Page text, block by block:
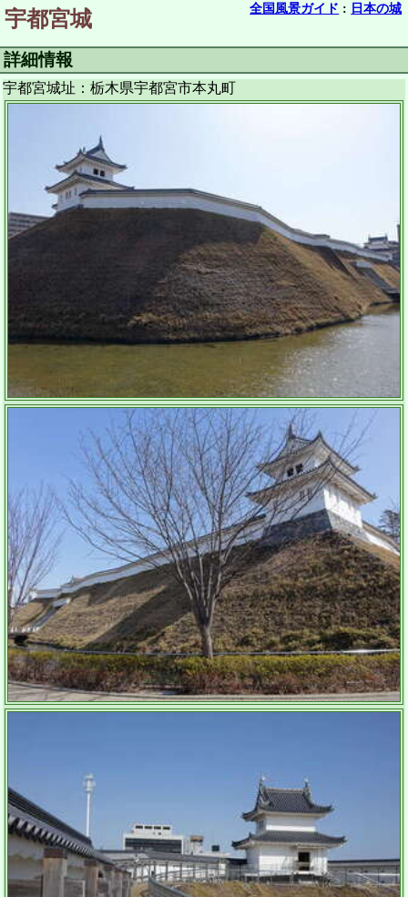
全国風景ガイド : 日本の城
宇都宮城
詳細情報
宇都宮城址：栃木県宇都宮市本丸町